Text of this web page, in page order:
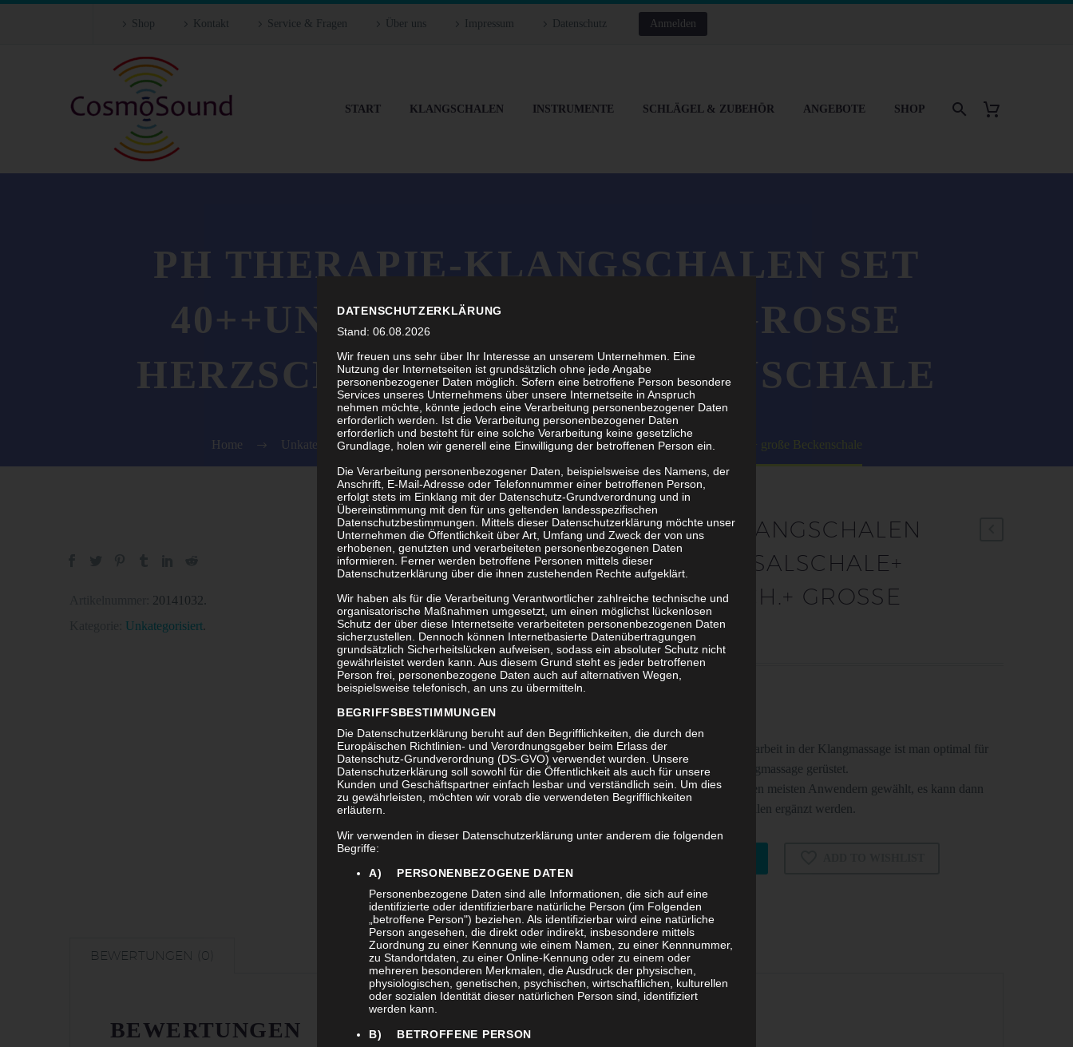
Shop Kontakt Service & Fragen Über uns Impressum Datenschutz Anmelden
START KLANGSCHALEN INSTRUMENTE SCHLÄGEL & ZUBEHÖR ANGEBOTE SHOP
PH THERAPIE-KLANGSCHALEN SET
40++UNIVERSALSCHALE+ GROSSE H
ERZSCH.+ GROSSE BECKENSCHALE
Home Unkategorisiert PH Therapie-Klangschalen Set 40++Universalschale+ große Herzsch.+ große Beckenschale
20141032.
Unkategorisiert.
PH THERAPIE-KLANGSCHALEN
SET 40++UNIVERSALSCHALE+
GROSSE HERZSCH.+ GROSSE BE
CKENSCHALE
Mit diesem Standardset für die Therapiearbeit in der Klangmassage ist man optimal für
die normalen Anforderungen einer Klangmassage gerüstet.
Diese Setzusammenstellung wird von den meisten Anwendern gewählt, es kann dann
später auch noch mit anderen Klangschalen ergänzt werden.
Therapie-
Klangschalen
Set
40++Universalschale+
große
Herzsch.+
große
BEWERTUNGEN (0)
BEWERTUNGEN
DATENSCHUTZERKLÄRUNG
Stand: 06.08.2026
Wir freuen uns sehr über Ihr Interesse an unserem Unternehmen. Eine
Nutzung der Internetseiten ist grundsätzlich ohne jede Angabe
personenbezogener Daten möglich. Sofern eine betroffene Person besondere
Services unseres Unternehmens über unsere Internetseite in Anspruch
nehmen möchte, könnte jedoch eine Verarbeitung personenbezogener Daten
erforderlich werden. Ist die Verarbeitung personenbezogener Daten
erforderlich und besteht für eine solche Verarbeitung keine gesetzliche
Grundlage, holen wir generell eine Einwilligung der betroffenen Person ein.
Die Verarbeitung personenbezogener Daten, beispielsweise des Namens, der
Anschrift, E-Mail-Adresse oder Telefonnummer einer betroffenen Person,
erfolgt stets im Einklang mit der Datenschutz-Grundverordnung und in
Übereinstimmung mit den für uns geltenden landesspezifischen
Datenschutzbestimmungen. Mittels dieser Datenschutzerklärung möchte unser
Unternehmen die Öffentlichkeit über Art, Umfang und Zweck der von uns
erhobenen, genutzten und verarbeiteten personenbezogenen Daten
informieren. Ferner werden betroffene Personen mittels dieser
Datenschutzerklärung über die ihnen zustehenden Rechte aufgeklärt.
Wir haben als für die Verarbeitung Verantwortlicher zahlreiche technische und
organisatorische Maßnahmen umgesetzt, um einen möglichst lückenlosen
Schutz der über diese Internetseite verarbeiteten personenbezogenen Daten
sicherzustellen. Dennoch können Internetbasierte Datenübertragungen
grundsätzlich Sicherheitslücken aufweisen, sodass ein absoluter Schutz nicht
gewährleistet werden kann. Aus diesem Grund steht es jeder betroffenen
Person frei, personenbezogene Daten auch auf alternativen Wegen,
beispielsweise telefonisch, an uns zu übermitteln.
BEGRIFFSBESTIMMUNGEN
Die Datenschutzerklärung beruht auf den Begrifflichkeiten, die durch den
Europäischen Richtlinien- und Verordnungsgeber beim Erlass der
Datenschutz-Grundverordnung (DS-GVO) verwendet wurden. Unsere
Datenschutzerklärung soll sowohl für die Öffentlichkeit als auch für unsere
Kunden und Geschäftspartner einfach lesbar und verständlich sein. Um dies
zu gewährleisten, möchten wir vorab die verwendeten Begrifflichkeiten
erläutern.
Wir verwenden in dieser Datenschutzerklärung unter anderem die folgenden
Begriffe:
A) PERSONENBEZOGENE DATEN
Personenbezogene Daten sind alle Informationen, die sich auf eine
identifizierte oder identifizierbare natürliche Person (im Folgenden
„betroffene Person") beziehen. Als identifizierbar wird eine natürliche
Person angesehen, die direkt oder indirekt, insbesondere mittels
Zuordnung zu einer Kennung wie einem Namen, zu einer Kennnummer,
zu Standortdaten, zu einer Online-Kennung oder zu einem oder
mehreren besonderen Merkmalen, die Ausdruck der physischen,
physiologischen, genetischen, psychischen, wirtschaftlichen, kulturellen
oder sozialen Identität dieser natürlichen Person sind, identifiziert
werden kann.
B) BETROFFENE PERSON